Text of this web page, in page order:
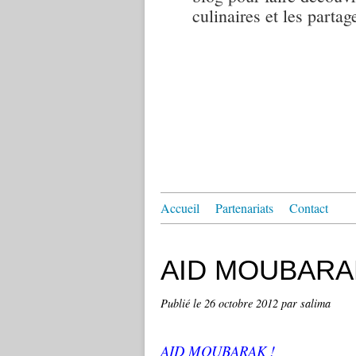
culinaires et les
Accueil Partenariats Contact
AID
Publié le 26 octobre 2012 par salima
AID MOUBARAK !